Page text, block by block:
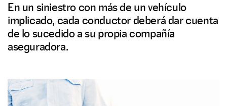
En un siniestro con más de un vehículo
implicado, cada conductor deberá dar cuenta
de lo sucedido a su propia compañía
aseguradora.